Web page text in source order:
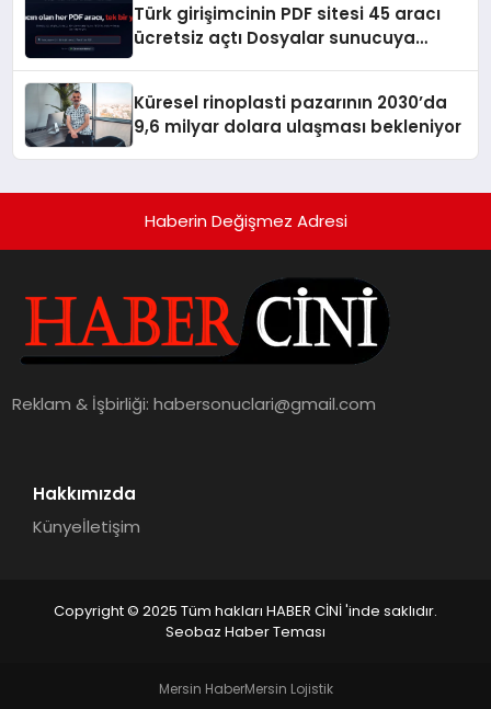
Türk girişimcinin PDF sitesi 45 aracı
ücretsiz açtı Dosyalar sunucuya
Küresel rinoplasti pazarının 2030’da
9,6 milyar dolara ulaşması bekleniyor
Haberin Değişmez Adresi
Reklam & İşbirliği:habersonuclari@gmail.com
Hakkımızda
Künyeİletişim
Copyright © 2025 Tüm hakları HABER CİNİ 'inde saklıdır.
Seobaz Haber Teması
Mersin HaberMersin Lojistik